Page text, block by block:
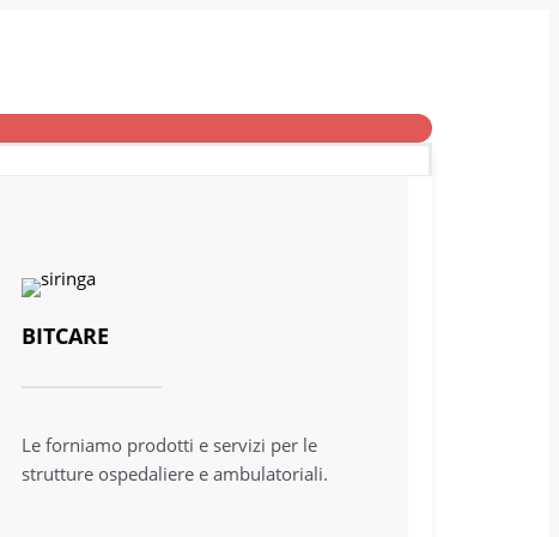
BITCARE
Le forniamo prodotti e servizi per le
strutture ospedaliere e ambulatoriali.